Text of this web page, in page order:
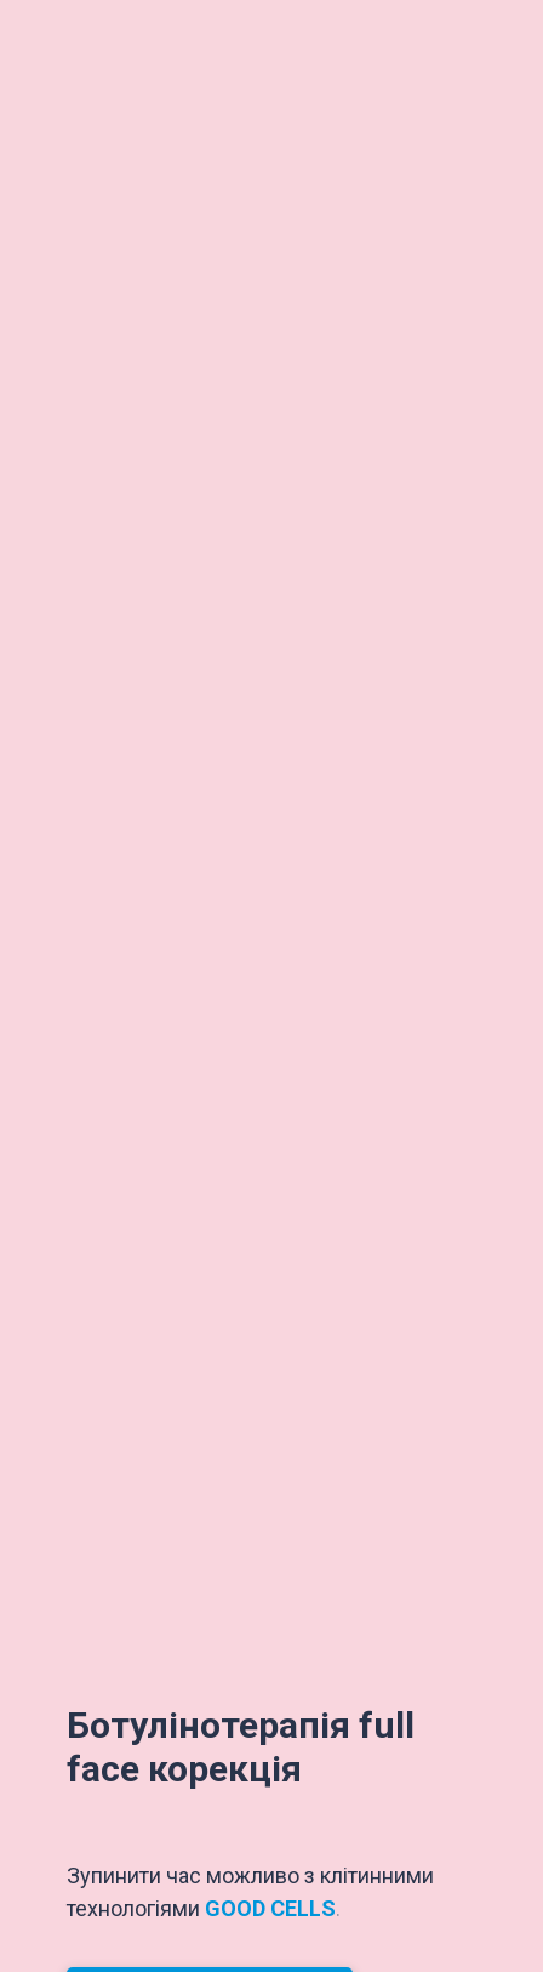
Ботулінотерапія full
face корекція
Зупинити час можливо з клітинними
технологіями GOOD CELLS.